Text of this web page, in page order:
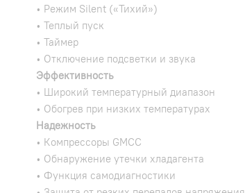
• Режим Silent («Тихий»)
• Теплый пуск
• Таймер
• Отключение подсветки и звука
Эффективность
• Широкий температурный диапазон
• Обогрев при низких температурах
Надежность
• Компрессоры GMCC
• Обнаружение утечки хладагента
• Функция самодиагностики